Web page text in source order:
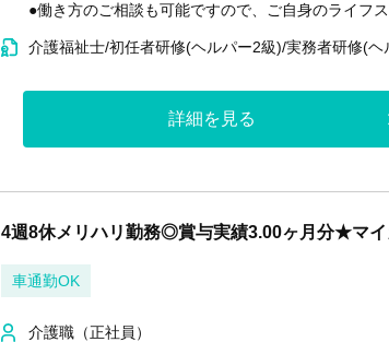
●働き方のご相談も可能ですので、ご自身のライフ
介護福祉士/初任者研修(ヘルパー2級)/実務者研修(ヘ
詳細を見る
4週8休メリハリ勤務◎賞与実績3.00ヶ月分★マ
車通勤OK
介護職（正社員）